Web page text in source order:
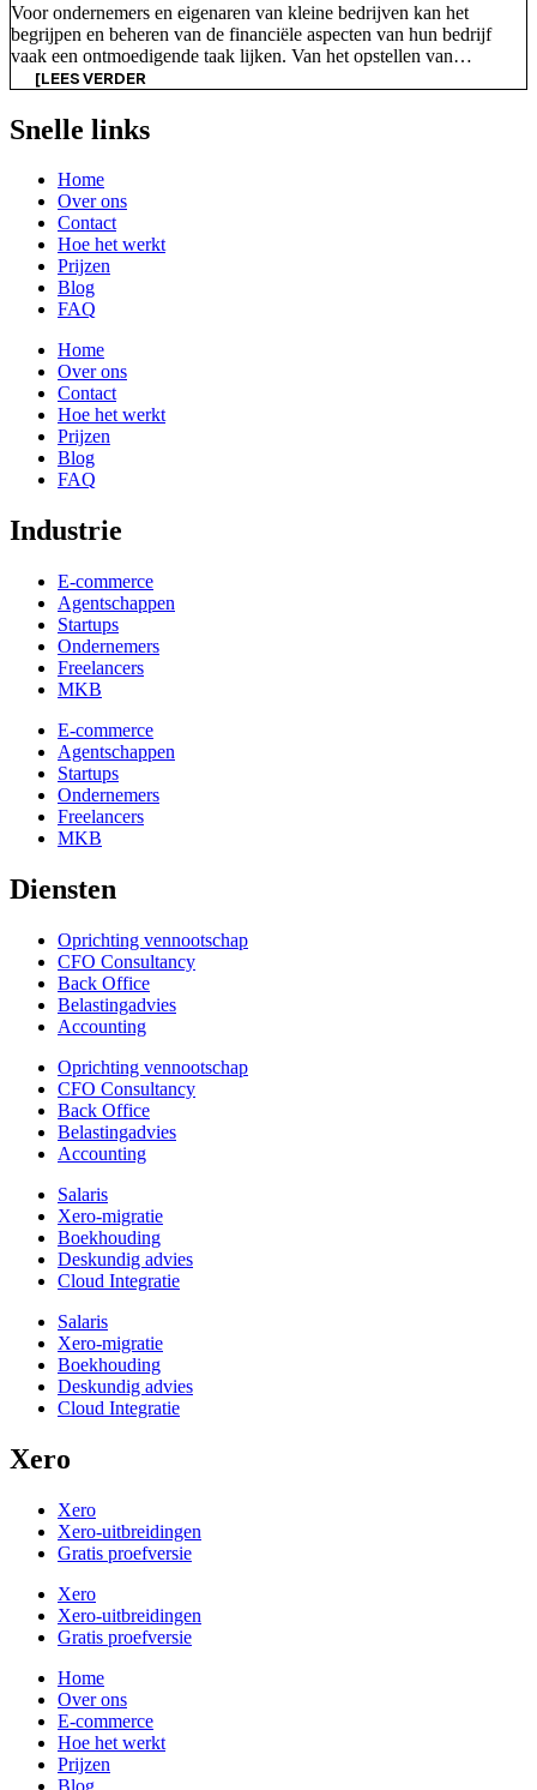
Voor ondernemers en eigenaren van kleine bedrijven kan het
begrijpen en beheren van de financiële aspecten van hun bedrijf
vaak een ontmoedigende taak lijken. Van het opstellen van
jaarrekeningen tot het voldoen aan wettelijke vereisten, het
onderdeel van de financiële gezondheid van je bedrijf en van de
naleving van wettelijke voorschriften. Bij ACE geloven we [...]
[LEES VERDER
Snelle links
Home
Over ons
Contact
Hoe het werkt
Prijzen
Blog
FAQ
Home
Over ons
Contact
Hoe het werkt
Prijzen
Blog
FAQ
Industrie
E-commerce
Agentschappen
Startups
Ondernemers
Freelancers
MKB
E-commerce
Agentschappen
Startups
Ondernemers
Freelancers
MKB
Diensten
Oprichting vennootschap
CFO Consultancy
Back Office
Belastingadvies
Accounting
Oprichting vennootschap
CFO Consultancy
Back Office
Belastingadvies
Accounting
Salaris
Xero-migratie
Boekhouding
Deskundig advies
Cloud Integratie
Salaris
Xero-migratie
Boekhouding
Deskundig advies
Cloud Integratie
Xero
Xero
Xero-uitbreidingen
Gratis proefversie
Xero
Xero-uitbreidingen
Gratis proefversie
Home
Over ons
E-commerce
Hoe het werkt
Prijzen
Blog